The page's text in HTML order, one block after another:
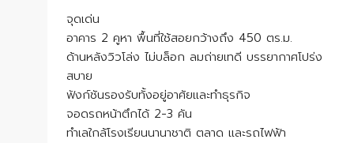
จุดเด่น
อาคาร 2 คูหา พื้นที่ใช้สอยกว้างถึง 450 ตร.ม.
ด้านหลังวิวโล่ง ไม่บล็อก ลมถ่ายเทดี บรรยากาศโปร่ง
สบาย
ฟังก์ชันรองรับทั้งอยู่อาศัยและทำธุรกิจ
จอดรถหน้าตึกได้ 2-3 คัน
ทำเลใกล้โรงเรียนนานาชาติ ตลาด และรถไฟฟ้า